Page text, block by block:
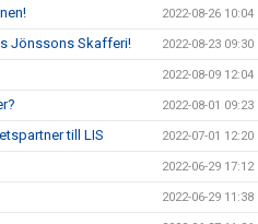
2022-08-26 10:04
Jönssons Skafferi! 2022-08-23 09:30
2022-08-09 12:04
2022-08-01 09:23
till LIS 2022-07-01 12:20
2022-06-29 17:12
2022-06-29 11:38